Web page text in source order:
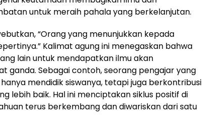
untuk meraih pahala yang berkelanjutan.
“Orang yang menunjukkan kepada
Kalimat agung ini menegaskan bahwa
lain untuk mendapatkan ilmu akan
ganda. Sebagai contoh, seorang pengajar yang
mendidik siswanya, tetapi juga berkontribusi
lebih baik. Hal ini menciptakan siklus positif di
terus berkembang dan diwariskan dari satu